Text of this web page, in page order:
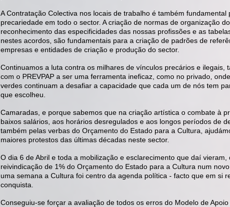
A Contratação Colectiva nos locais de trabalho é também fundamental
precariedade em todo o sector. A criação de normas de organização
reconhecimento das especificidades das nossas profissões e as
nestes acordos, são fundamentais para a criação de padrões de
empresas e entidades de criação e produção do sector.
Continuamos a luta contra os milhares de vínculos precários e ilegais,
com o PREVPAP a ser uma ferramenta ineficaz, como no privado,
verdes continuam a desafiar a capacidade que cada um de nós tem
que escolheu.
Camaradas, e porque sabemos que na criação artística o combate à
baixos salários, aos horários desregulados e aos longos períodos de
também pelas verbas do Orçamento do Estado para a Cultura,
maiores protestos das últimas décadas neste sector.
O dia 6 de Abril e toda a mobilização e esclarecimento que daí vieram,
reivindicação de 1% do Orçamento do Estado para a Cultura num
uma semana a Cultura foi centro da agenda política - facto que em si
conquista.
Conseguiu-se forçar a avaliação de todos os erros do Modelo de Apoio